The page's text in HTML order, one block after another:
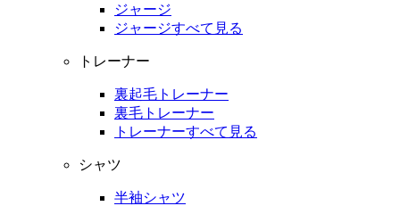
ジャージ
ジャージすべて見る
トレーナー
裏起毛トレーナー
裏毛トレーナー
トレーナーすべて見る
シャツ
半袖シャツ